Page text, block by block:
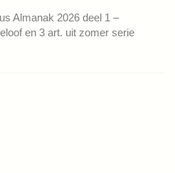
Almanak 2026 deel 1 –
en 3 art. uit zomer serie